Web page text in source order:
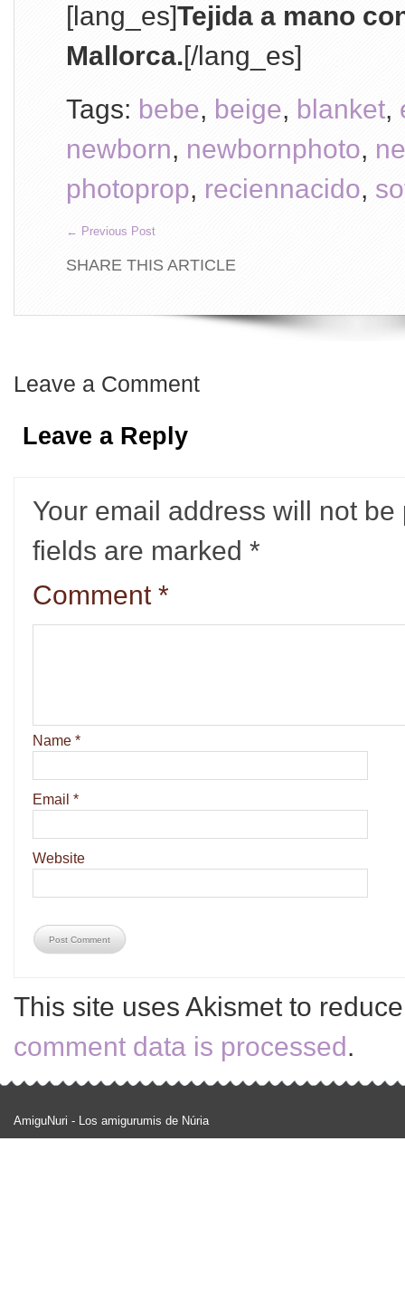
[lang_es]Tejida a mano
Mallorca.[/lang_es]
Tags: bebe, beige, blanket,
newborn, newbornphoto,
photoprop, reciennacido,
← Previous Post
SHARE THIS ARTICLE
Leave a Comment
Leave a Reply
Your email address will not be
fields are marked *
Comment *
Name *
Email *
Website
This site uses Akismet to
comment data is processed.
AmiguNuri - Los amigurumis de Núria